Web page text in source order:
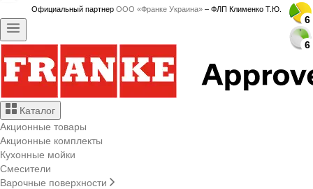
Официальный партнер ООО «Франке Украина» – ФЛП Клименко Т.Ю.
Каталог
Акционные товары
Акционные комплекты
Кухонные мойки
Смесители
Варочные поверхности
6
6
6
6
6
6
6
6
6
6
6
6
6
6
6
6
6
6
6
6
6
6
6
6
6
6
6
6